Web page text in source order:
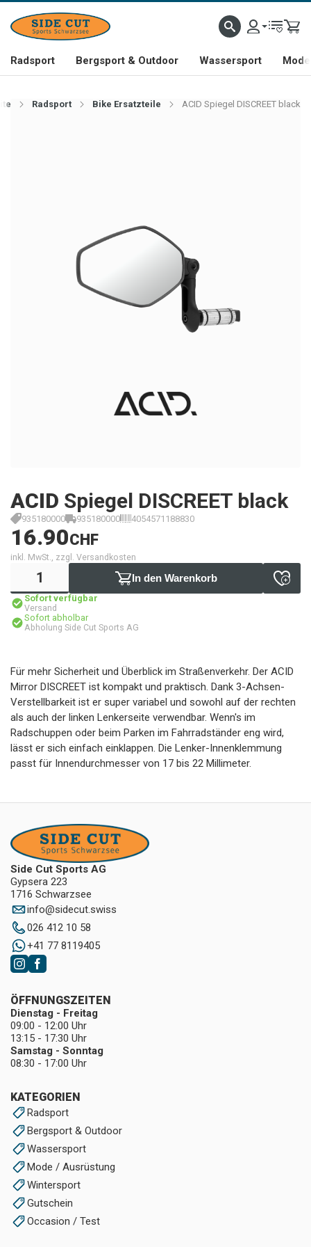
Radsport Bergsport & Outdoor Wassersport
Radsport Bike Ersatzteile ACID Spiegel DISCREET black
ACID Spiegel DISCREET black
935180000 935180000 4054571188830
16.90CHF
inkl. MwSt., zzgl. Versandkosten
In den Warenkorb
Sofort verfügbar
Versand
Sofort abholbar
Abholung Side Cut Sports AG
Für mehr Sicherheit und Überblick im Straßenverkehr. Der ACID
Mirror DISCREET ist kompakt und praktisch. Dank 3-Achsen-
Verstellbarkeit ist er super variabel und sowohl auf der rechten
als auch der linken Lenkerseite verwendbar. Wenn's im
Radschuppen oder beim Parken im Fahrradständer eng wird,
lässt er sich einfach einklappen. Die Lenker-Innenklemmung
passt für Innendurchmesser von 17 bis 22 Millimeter.
Side Cut Sports AG
Gypsera 223
1716 Schwarzsee
info@sidecut.swiss
026 412 10 58
+41 77 8119405
KATEGORIEN
Radsport
Bergsport & Outdoor
Wassersport
Mode / Ausrüstung
Wintersport
Gutschein
Occasion / Test
ÖFFNUNGSZEITEN
Dienstag - Freitag
09:00 - 12:00 Uhr
13:15 - 17:30 Uhr
Samstag - Sonntag
08:30 - 17:00 Uhr